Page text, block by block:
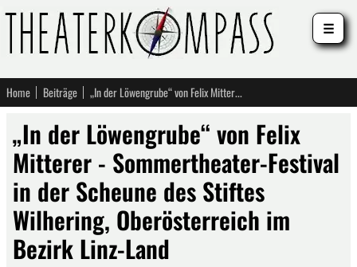
Home Beiträge „In der Löwengrube“ von Felix Mitterer - Sommertheater-Festival in der Scheune des Stiftes Wilhering, Oberösterreich im Bezirk Linz-Land
„In der Löwengrube“ von Felix
Mitterer - Sommertheater-Festival
in der Scheune des Stiftes
Wilhering, Oberösterreich im
Bezirk Linz-Land
☰